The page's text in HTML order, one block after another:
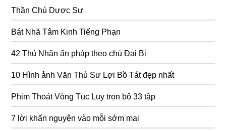
Thần Chú Dược Sư
Bát Nhã Tâm Kinh Tiếng Phạn
42 Thủ Nhãn ấn pháp theo chú Đại Bi
10 Hình ảnh Văn Thù Sư Lợi Bồ Tát đẹp nhất
Phim Thoát Vòng Tục Lụy trọn bộ 33 tập
7 lời khấn nguyện vào mỗi sớm mai